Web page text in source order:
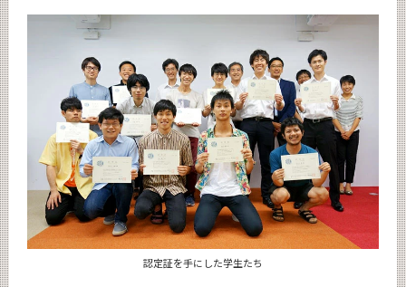
認定証を手にした学生たち
News 一覧
カテゴリ別
月別
イベントカレンダー
Event Calendar
サイト構成